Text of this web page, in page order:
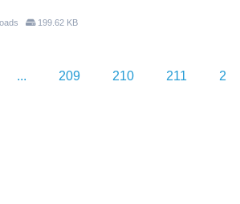
199.62 KB
... 209 210 211 212